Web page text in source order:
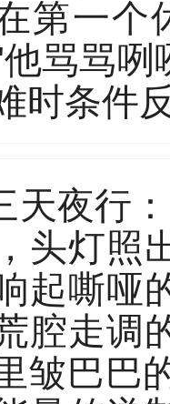
第一个
骂骂咧
时条件
天夜行
头灯照
起嘶哑
腔走调
皱巴巴